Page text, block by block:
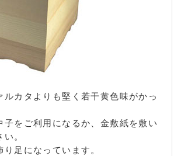
ルカタよりも堅く若干黄色味がかっ
子をご利用になるか、金敷紙を敷い
。
足になっています。